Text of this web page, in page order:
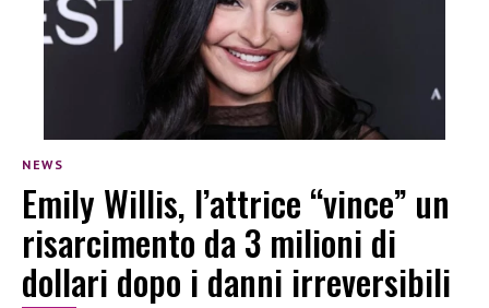
NEWS
Emily Willis, l’attrice “vince” un
risarcimento da 3 milioni di
dollari dopo i danni irreversibili